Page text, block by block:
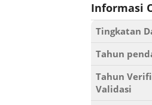
Informasi
Tingkatan
Tahun
Tahun
Validasi